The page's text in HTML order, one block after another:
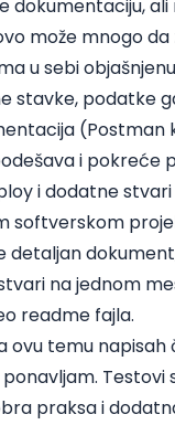
dokumentaciju, ali
može mnogo da
u sebi
stavke, podatke
(Postman
i pokreće
i dodatne
softverskom
detaljan
na jednom
readme fajla.
ovu temu napisah
Testovi
praksa i